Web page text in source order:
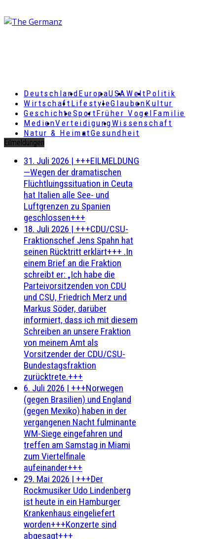
DeutschlandEuropaUSAWeltPolitik
Wirtschaft LifestyleGlaubenKultur
GeschichteSportFrüher Vogel Familie
MedienVerteidigungWissenschaft
Natur & HeimatGesundheit
Eilmeldungen
31. Juli 2026 | +++EILMELDUNG
—Wegen der dramatischen
Flüchtluingssituation in Ceuta
hat Italien alle See- und
Luftgrenzen zu Spanien
geschlossen+++
18. Juli 2026 | +++CDU/CSU-
Fraktionschef Jens Spahn hat
seinen Rücktritt erklärt+++ .In
einem Brief an die Fraktion
schreibt er: „Ich habe die
Parteivorsitzenden von CDU
und CSU, Friedrich Merz und
Markus Söder, darüber
informiert, dass ich mit diesem
Schreiben an unsere Fraktion
von meinem Amt als
Vorsitzender der CDU/CSU-
Bundestagsfraktion
zurücktrete.+++
6. Juli 2026 | +++Norwegen
(gegen Brasilien) und England
(gegen Mexiko) haben in der
vergangenen Nacht fulminante
WM-Siege eingefahren und
treffen am Samstag in Miami
zum Viertelfinale
aufeinander+++
29. Mai 2026 | +++Der
Rockmusiker Udo Lindenberg
ist heute in ein Hamburger
Krankenhaus eingeliefert
worden+++Konzerte sind
abgesagt+++